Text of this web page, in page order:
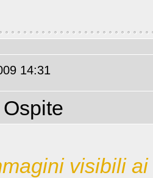
14:31
Ospite
visibili